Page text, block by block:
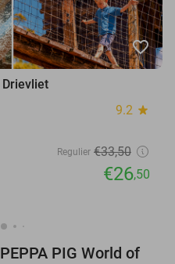
favorite_border
9.2 star
Regulier €33,50
€26,50
PIG World of